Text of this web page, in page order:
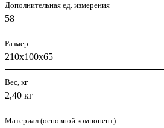
Дополнительная ед. измерения
58
Размер
210х100х65
Вес, кг
2,40 кг
Материал (основной компонент)